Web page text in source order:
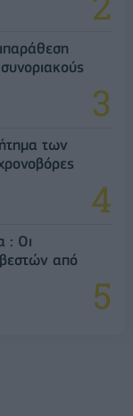
των
: Οι
από